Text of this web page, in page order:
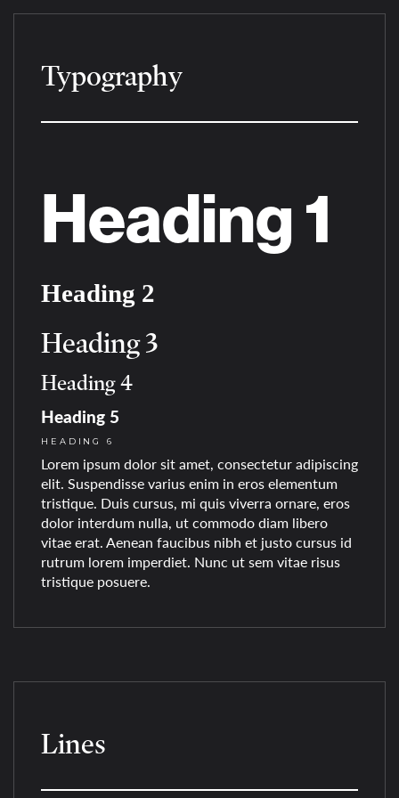
Typography
Heading 1
Heading 2
Heading 3
Heading 4
Heading 5
HEADING 6
Lorem ipsum dolor sit amet, consectetur adipiscing
elit. Suspendisse varius enim in eros elementum
tristique. Duis cursus, mi quis viverra ornare, eros
dolor interdum nulla, ut commodo diam libero
vitae erat. Aenean faucibus nibh et justo cursus id
rutrum lorem imperdiet. Nunc ut sem vitae risus
tristique posuere.
Lines